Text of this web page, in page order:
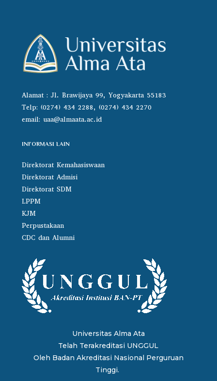
Alamat : Jl. Brawijaya 99, Yogyakarta 55183
Telp: (0274) 434 2288, (0274) 434 2270
email: uaa@almaata.ac.id
INFORMASI LAIN
Direktorat Kemahasiswaan
Direktorat Admisi
Direktorat SDM
LPPM
KJM
Perpustakaan
CDC dan Alumni
Universitas Alma Ata
Telah Terakreditasi UNGGUL
Oleh Badan Akreditasi Nasional Perguruan
Tinggi.